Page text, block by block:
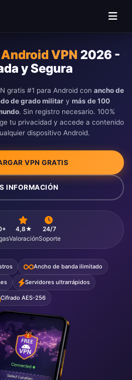
Android VPN 2026 -
y Segura
gratis #1 para Android con ancho de
de grado militar y más de 100
. Sin registro necesario. 100%
tu privacidad y accede a contenido
dispositivo Android.
VPN GRATIS
INFORMACIÓN
4,8★
Valoración
24/7
Soporte
Ancho de banda ilimitado
Servidores ultrarrápidos
Cifrado AES-256